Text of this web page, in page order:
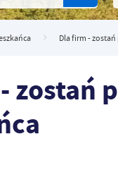
Dla firm -
zostań